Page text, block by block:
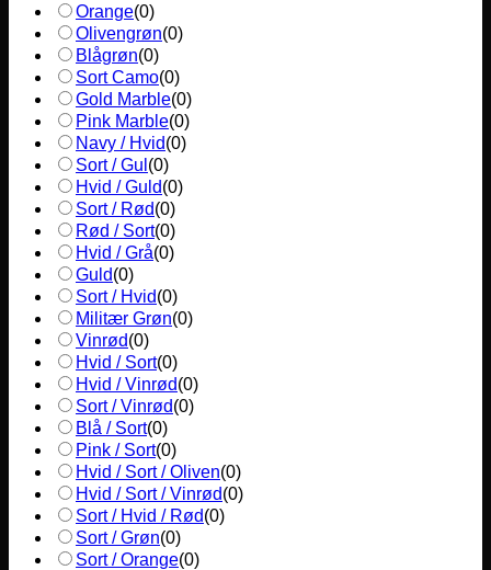
Orange(0)
Olivengrøn(0)
Blågrøn(0)
Sort Camo(0)
Gold Marble(0)
Pink Marble(0)
Navy / Hvid(0)
Sort / Gul (0)
Hvid / Guld(0)
Sort / Rød(0)
Rød / Sort(0)
Hvid / Grå(0)
Guld(0)
Sort / Hvid(0)
Militær Grøn(0)
Vinrød(0)
Hvid / Sort(0)
Hvid / Vinrød(0)
Sort / Vinrød(0)
Blå / Sort(0)
Pink / Sort(0)
Hvid / Sort / Oliven(0)
Hvid / Sort / Vinrød(0)
Sort / Hvid / Rød(0)
Sort / Grøn(0)
Sort / Orange(0)